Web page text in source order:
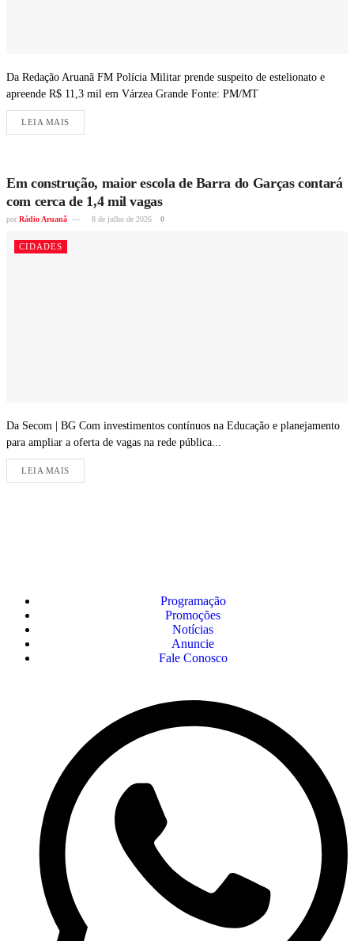
Da Redação Aruanã FM Polícia Militar prende suspeito de estelionato e
apreende R$ 11,3 mil em Várzea Grande Fonte: PM/MT
LEIA MAIS
Em construção, maior escola de Barra do Garças contará
com cerca de 1,4 mil vagas
por Rádio Aruanã 8 de julho de 2026 0
CIDADES
Da Secom | BG Com investimentos contínuos na Educação e planejamento
para ampliar a oferta de vagas na rede pública...
LEIA MAIS
Programação
Promoções
Notícias
Anuncie
Fale Conosco